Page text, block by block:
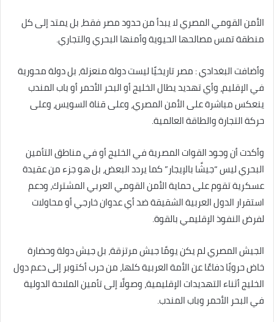
الأمن القومي المصري لا يبدأ من حدود مصر فقط، بل يمتد إلى كل
منطقة تمس مصالحها الحيوية وأمنها البحري والتجاري.
وأضافت البغدادي : مصر تاريخيًا ليست دولة منعزلة، بل دولة محورية
في الإقليم، وأي تهديد يطال الخليج أو البحر الأحمر أو باب المندب
ينعكس مباشرة على الأمن المصري، وعلى قناة السويس، وعلى
حركة التجارة والطاقة العالمية.
وأكدت أن وجود القوات المصرية في الخليج أو في مناطق التأمين
البحري ليس “جيشًا بالإيجار” كما يردد البعض، بل هو جزء من عقيدة
عسكرية تقوم على حماية الأمن القومي العربي المشترك، ودعم
استقرار الدول العربية الشقيقة ضد أي عدوان خارجي أو محاولات
لفرض النفوذ الإقليمي بالقوة.
الجيش المصري لم يكن يومًا جيش مرتزقة، بل جيش دولة وحضارة
خاض حروبًا دفاعًا عن الأمة العربية كلها، من حرب أكتوبر إلى دعم دول
الخليج أثناء التهديدات الإقليمية، وصولًا إلى تأمين الملاحة الدولية
في البحر الأحمر وباب المندب.